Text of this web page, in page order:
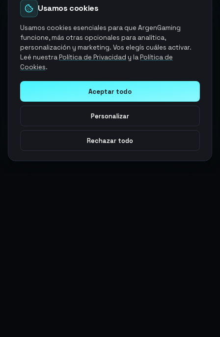
Usamos cookies
Usamos cookies esenciales para que ArgenGaming
funcione, más otras opcionales para analítica,
personalización y marketing. Vos elegís cuáles activar.
Leé nuestraPolítica de Privacidad y laPolítica de
Cookies.
Aceptar todo
Personalizar
Rechazar todo